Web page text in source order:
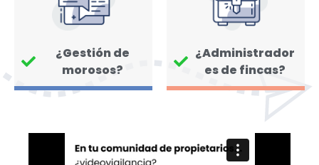
¿Gestión de
morosos?
¿Administrador
es de fincas?